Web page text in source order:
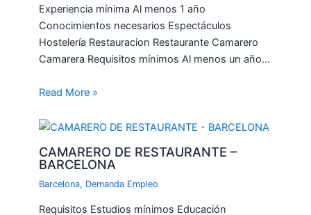
Experiencia mínima Al menos 1 año
Conocimientos necesarios Espectáculos
Hostelería Restauracion Restaurante Camarero
Camarera Requisitos mínimos Al menos un año…
Read More »
CAMARERO DE RESTAURANTE –
BARCELONA
Barcelona, Demanda Empleo
Requisitos Estudios mínimos Educación